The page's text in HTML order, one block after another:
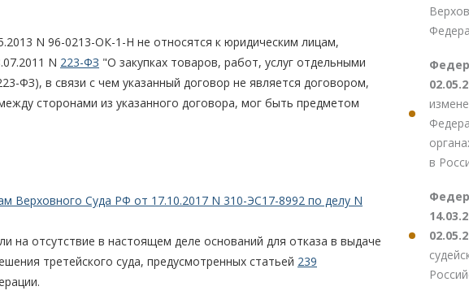
N 96-0213-ОК-1-Н не относятся к юридическим лицам,
N 223-ФЗ "О закупках товаров, работ, услуг отдельными
ФЗ), в связи с чем указанный договор не является договором,
сторонами из указанного договора, мог быть предметом
Верховного Суда РФ от 17.10.2017 N 310-ЭС17-8992 по делу N
на отсутствие в настоящем деле оснований для отказа в выдаче
третейского суда, предусмотренных статьей 239
в